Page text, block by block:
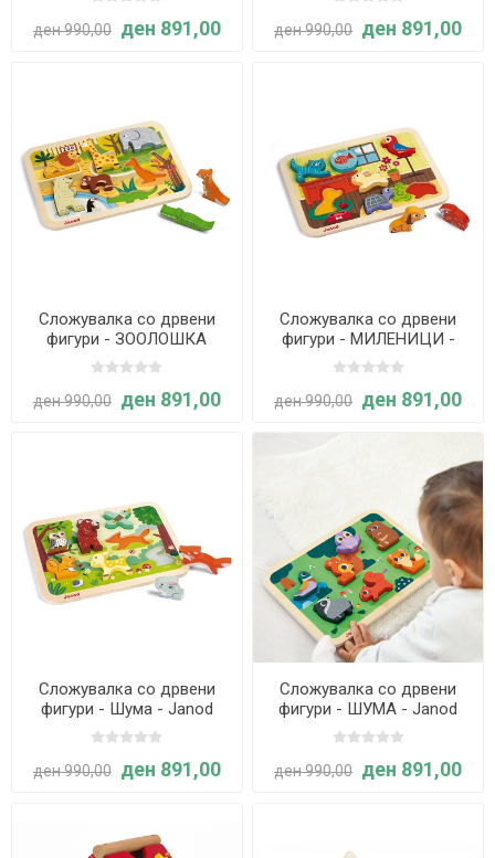
ден 990,00 ден 891,00 ден 990,00 ден 891,00
Сложувалка со дрвени
фигури - ЗООЛОШКА
ГРАДИНА - Janod
ден 990,00 ден 891,00
Сложувалка со дрвени
фигури - МИЛЕНИЦИ -
Janod
ден 990,00 ден 891,00
Сложувалка со дрвени
фигури - Шума - Janod
ден 990,00 ден 891,00
Сложувалка со дрвени
фигури - ШУМА - Janod
ден 990,00 ден 891,00